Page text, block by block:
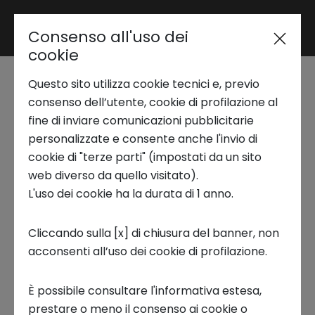
Area riservata
Trend Analysis
Applied Research
Startup Development
Business Transformation
Ecosystem enabling
Seminario NS Lab |
Dispersione scolastica
e incidenza dei
neuropsichiatrici
NS LAB, WEBINAR
Consenso all'uso dei
cookie
Questo sito utilizza cookie tecnici e, previo
consenso dell’utente, cookie di profilazione al
fine di inviare comunicazioni pubblicitarie
personalizzate e consente anche l'invio di
cookie di "terze parti" (impostati da un sito
web diverso da quello visitato).
L'uso dei cookie ha la durata di 1 anno.
Cliccando sulla [x] di chiusura del banner, non
acconsenti all’uso dei cookie di profilazione.
È possibile consultare l'informativa estesa,
prestare o meno il consenso ai cookie o